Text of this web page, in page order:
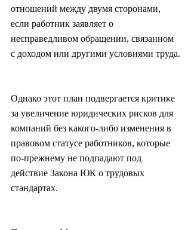
отношений между двумя сторонами,
если работник заявляет о
несправедливом обращении, связанном
с доходом или другими условиями труда.
Однако этот план подвергается критике
за увеличение юридических рисков для
компаний без какого-либо изменения в
правовом статусе работников, которые
по-прежнему не подпадают под
действие Закона ЮК о трудовых
стандартах.